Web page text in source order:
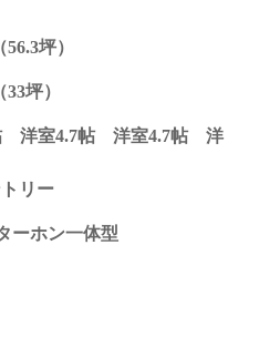
（56.3坪）
坪）
洋室4.7帖 洋室4.7帖 洋
リー
ーホン一体型